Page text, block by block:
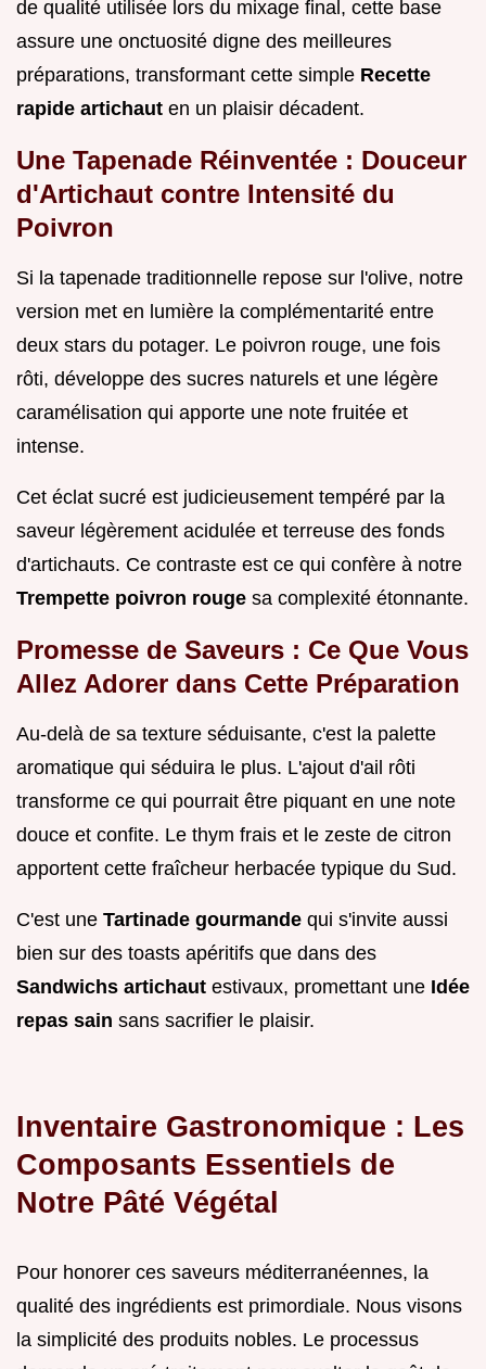
de qualité utilisée lors du mixage final, cette base
assure une onctuosité digne des meilleures
préparations, transformant cette simple Recette
rapide artichaut en un plaisir décadent.
Une Tapenade Réinventée : Douceur
d'Artichaut contre Intensité du
Poivron
Si la tapenade traditionnelle repose sur l'olive, notre
version met en lumière la complémentarité entre
deux stars du potager. Le poivron rouge, une fois
rôti, développe des sucres naturels et une légère
caramélisation qui apporte une note fruitée et
intense.
Cet éclat sucré est judicieusement tempéré par la
saveur légèrement acidulée et terreuse des fonds
d'artichauts. Ce contraste est ce qui confère à notre
Trempette poivron rouge sa complexité étonnante.
Promesse de Saveurs : Ce Que Vous
Allez Adorer dans Cette Préparation
Au-delà de sa texture séduisante, c'est la palette
aromatique qui séduira le plus. L'ajout d'ail rôti
transforme ce qui pourrait être piquant en une note
douce et confite. Le thym frais et le zeste de citron
apportent cette fraîcheur herbacée typique du Sud.
C'est une Tartinade gourmande qui s'invite aussi
bien sur des toasts apéritifs que dans des
Sandwichs artichaut estivaux, promettant une Idée
repas sain sans sacrifier le plaisir.
Inventaire Gastronomique : Les
Composants Essentiels de
Notre Pâté Végétal
Pour honorer ces saveurs méditerranéennes, la
qualité des ingrédients est primordiale. Nous visons
la simplicité des produits nobles. Le processus